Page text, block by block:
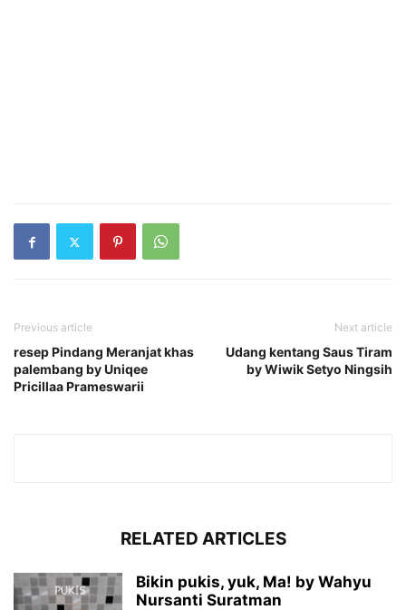
Previous article
resep Pindang Meranjat khas
palembang by Uniqee
Pricillaa Prameswarii
Next article
Udang kentang Saus Tiram
by Wiwik Setyo Ningsih
RELATED ARTICLES
Bikin pukis, yuk, Ma! by Wahyu
Nursanti Suratman